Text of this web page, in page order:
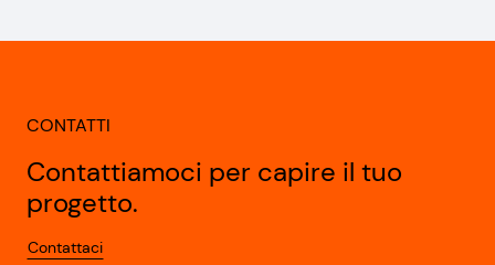
CONTATTI
Contattiamoci per capire il tuo
progetto.
Contattaci